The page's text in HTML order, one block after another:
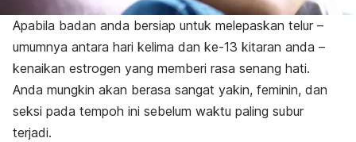
Apabila badan anda bersiap untuk melepaskan telur –
umumnya antara hari kelima dan ke-13 kitaran anda –
kenaikan estrogen yang memberi rasa senang hati.
Anda mungkin akan berasa sangat yakin, feminin, dan
seksi pada tempoh ini sebelum waktu paling subur
terjadi.